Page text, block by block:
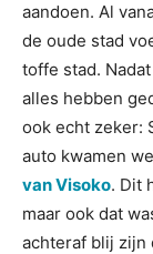
aandoen. Al
de oude stad
toffe stad.
alles hebben
ook echt zeker:
auto kwamen
van Visoko. Dit
maar ook dat
achteraf blij zijn